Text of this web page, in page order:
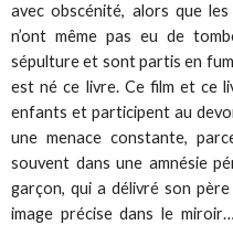
avec obscénité, alors que
n’ont même pas eu de
sépulture et sont partis en
est né ce livre. Ce film et ce
enfants et participent au
une menace constante,
souvent dans une amnésie
garçon, qui a délivré son
image précise dans le